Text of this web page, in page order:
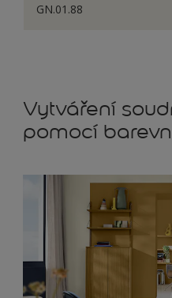
GN.01.88
Vytváření
pomocí